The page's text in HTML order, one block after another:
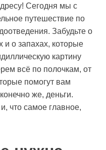
Сегодня мы с
путешествие по
Забудьте о
и о запахах, которые
картину
всё по полочкам, от
помогут вам
же, деньги.
что самое главное,